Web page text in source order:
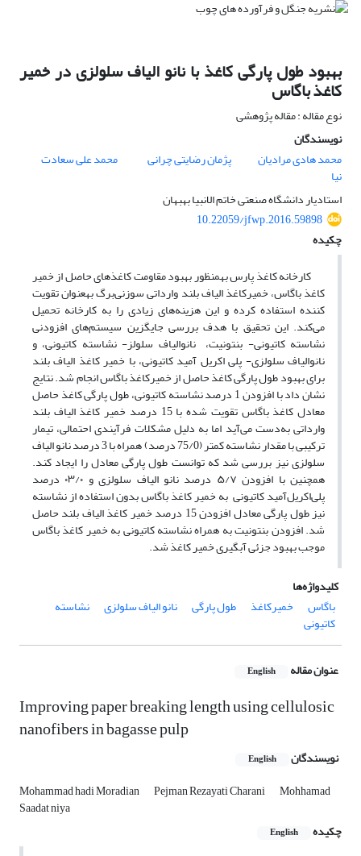
بهبود طول پارگی کاغذ با نانو الیاف سلولزی در خمیر
کاغذ باگاس
نوع مقاله : مقاله پژوهشی
نویسندگان
محمد هادی مرادیان
پژمان رضایتی چرانی محمد علی سعادت
نیا
استادیار دانشگاه صنعتی خاتم الانبیا بهبهان
10.22059/jfwp.2016.59898
چکیده
کارخانه کاغذ پارس به­منظور بهبود مقاومت کاغذهای حاصل از خمیر
کاغذ باگاس، خمیرکاغذ الیاف بلند وارداتی سوزنی‌برگ به­عنوان تقویت
کننده استفاده کرده و این هزینه‌های زیادی را به کارخانه تحمیل
می‌کند. این تحقیق با هدف بررسی جایگزین سیستم‌های افزودنی
نشاسته کاتیونی- بنتونیت، نانوالیاف سلولز- نشاسته کاتیونی، و
نانوالیاف سلولزی- پلی اکریل آمید کاتیونی،‌ با خمیر کاغذ الیاف بلند
برای بهبود طول پارگی کاغذ حاصل از خمیرکاغذ باگاس انجام شد. نتایج
نشان داد با افزودن 1 درصد نشاسته کاتیونی، طول پارگی کاغذ حاصل
معادل کاغذ باگاس تقویت شده با 15 درصد خمیر کاغذ الیاف بلند
وارداتی به‌دست می‌آید اما به دلیل مشکلات فرآیندی احتمالی، تیمار
ترکیبی با مقدار نشاسته کمتر (75/0 درصد) همراه با 3 درصد نانو الیاف
سلولزی نیز بررسی شد که توانست طول پارگی معادل را ایجاد کند.
همچنین با افزودن ۵/۷ درصد نانو الیاف سلولزی و ۰۳/۰ درصد
پلی‌اکریل‌آمید کاتیونی به خمیر کاغذ باگاس بدون استفاده از نشاسته
نیز طول پارگی معادل افزودن 15 درصد خمیر کاغذ الیاف بلند حاصل
شد. افزودن بنتونیت به همراه نشاسته کاتیونی به خمیر کاغذ باگاس
موجب بهبود جزئی آب­گیری خمیر کاغذ شد.
کلیدواژه‌ها
باگاس
خمیرکاغذ طول پارگی نانو الیاف سلولزی نشاسته
کاتیونی
عنوان مقاله English
Improving paper breaking length using cellulosic
nanofibers in bagasse pulp
نویسندگان English
Mohammad hadi Moradian Pejman Rezayati Charani Mohhamad
Saadat niya
چکیده
English